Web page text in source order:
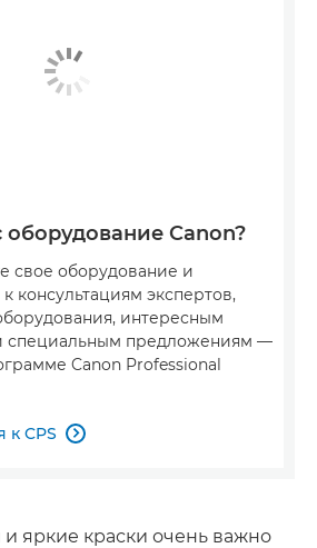
оборудование Canon?
свое оборудование и
консультациям экспертов,
интересным
специальным предложениям —
Canon Professional
к CPS 
и яркие краски очень важно